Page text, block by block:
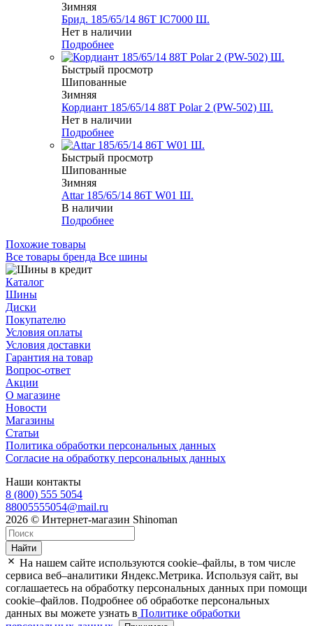
Зимняя
Брид. 185/65/14 86T IC7000 Ш.
Нет в наличии
Подробнее
Быстрый просмотр
Шипованные
Зимняя
Кордиант 185/65/14 88T Polar 2 (PW-502) Ш.
Нет в наличии
Подробнее
Быстрый просмотр
Шипованные
Зимняя
Attar 185/65/14 86T W01 Ш.
В наличии
Подробнее
Похожие товары
Все товары бренда Все шины
Каталог
Шины
Диски
Покупателю
Условия оплаты
Условия доставки
Гарантия на товар
Вопрос-ответ
Акции
О магазине
Новости
Магазины
Статьи
Политика обработки персональных данных
Согласие на обработку персональных данных
Наши контакты
8 (800) 555 5054
88005555054@mail.ru
2026 © Интернет-магазин Shinoman
Найти
На нашем сайте используются cookie–файлы, в том числе
сервиса веб–аналитики Яндекс.Метрика. Используя сайт, вы
соглашаетесь на обработку персональных данных при помощи
cookie–файлов. Подробнее об обработке персональных
данных вы можете узнать в Политике обработки